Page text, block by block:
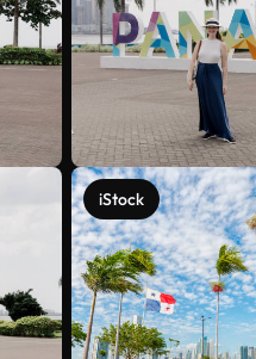
iStock